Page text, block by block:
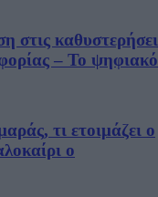
– Το ψηφιακό
τι ετοιμάζει ο
ο